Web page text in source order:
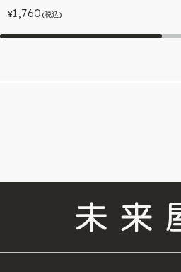
¥1,760 (税込)